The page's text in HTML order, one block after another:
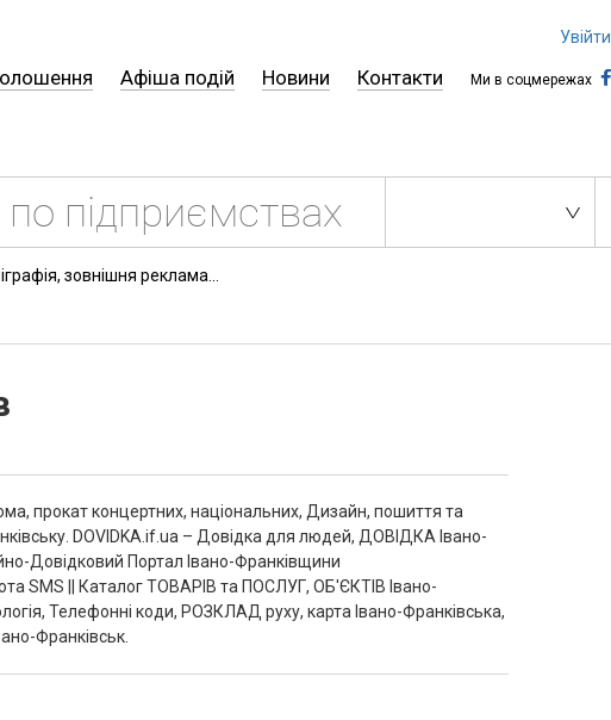
Афіша подій Новини Контакти Ми в соцмережах
Увійти
зовнішня реклама...
прокат концертних, національних, Дизайн, пошиття та
DOVIDKA.if.ua – Довідка для людей, ДОВІДКА Івано-
Довідковий Портал Івано-Франківщини
SMS || Каталог ТОВАРІВ та ПОСЛУГ, ОБ'ЄКТІВ Івано-
Телефонні коди, РОЗКЛАД руху, карта Івано-Франківська,
Франківськ.